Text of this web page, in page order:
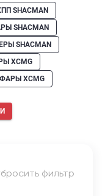
SHACMAN
SHACMAN
SHACMAN
XCMG
ФАРЫ XCMG
фильтр